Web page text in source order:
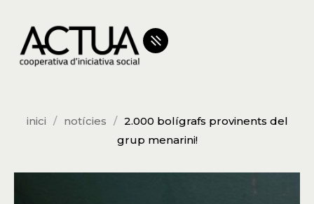
inici notícies
2.000 bolígrafs provinents del
grup menarini!